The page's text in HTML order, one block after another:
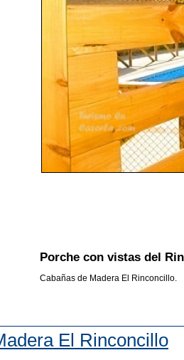
Porche con vistas del
Cabañas de Madera El Rinconcillo.
El Rinconcillo